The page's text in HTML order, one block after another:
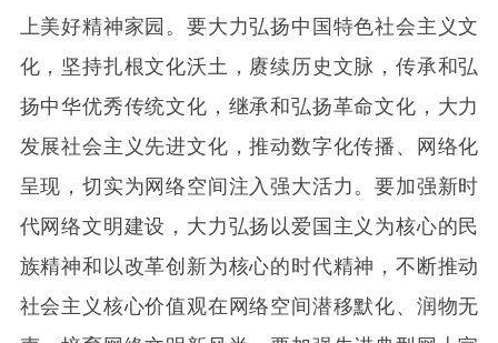
上美好精神家园。要大力弘扬中国特色社会主义文
化，坚持扎根文化沃土，赓续历史文脉，传承和弘
扬中华优秀传统文化，继承和弘扬革命文化，大力
发展社会主义先进文化，推动数字化传播、网络化
呈现，切实为网络空间注入强大活力。要加强新时
代网络文明建设，大力弘扬以爱国主义为核心的民
族精神和以改革创新为核心的时代精神，不断推动
社会主义核心价值观在网络空间潜移默化、润物无